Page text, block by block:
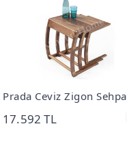
Prada Ceviz Zigon Sehpa
17.592 TL